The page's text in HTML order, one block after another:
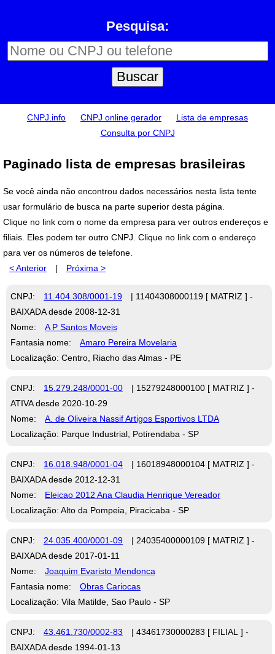
Pesquisa:
CNPJ.info CNPJ online gerador
Lista de empresas
Consulta por CNPJ
Paginado lista de empresas brasileiras
Se você ainda não encontrou dados necessários nesta lista tente
usar formulário de busca na parte superior desta página.
Clique no link com o nome da empresa para ver outros endereços e
filiais. Eles podem ter outro CNPJ. Clique no link com o endereço
para ver os números de telefone.
< Anterior
| Próxima >
CNPJ: 11.404.308/0001-19
| 11404308000119 [ MATRIZ ] -
BAIXADA desde 2008-12-31
Nome:
A P Santos Moveis
Fantasia nome:
Amaro Pereira Movelaria
Localização: Centro, Riacho das Almas - PE
CNPJ: 15.279.248/0001-00
| 15279248000100 [ MATRIZ ] -
ATIVA desde 2020-10-29
Nome:
A. de Oliveira Nassif Artigos Esportivos LTDA
Localização: Parque Industrial, Potirendaba - SP
CNPJ: 16.018.948/0001-04
| 16018948000104 [ MATRIZ ] -
BAIXADA desde 2012-12-31
Nome:
Eleicao 2012 Ana Claudia Henrique Vereador
Localização: Alto da Pompeia, Piracicaba - SP
CNPJ: 24.035.400/0001-09
| 24035400000109 [ MATRIZ ] -
BAIXADA desde 2017-01-11
Nome:
Joaquim Evaristo Mendonca
Fantasia nome:
Obras Cariocas
Localização: Vila Matilde, Sao Paulo - SP
CNPJ: 43.461.730/0002-83
| 43461730000283 [ FILIAL ] -
BAIXADA desde 1994-01-13